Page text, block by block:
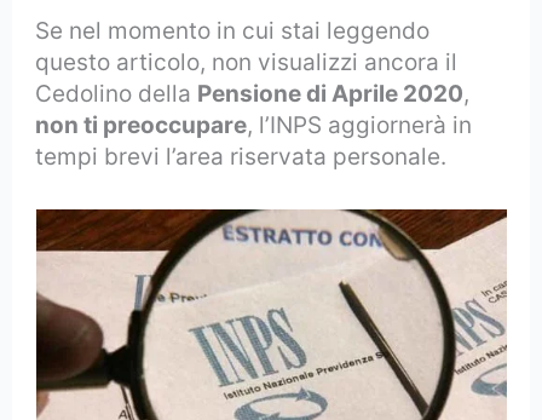
Se nel momento in cui stai leggendo
questo articolo, non visualizzi ancora il
Cedolino della Pensione di Aprile 2020,
non ti preoccupare, l’INPS aggiornerà in
tempi brevi l’area riservata personale.